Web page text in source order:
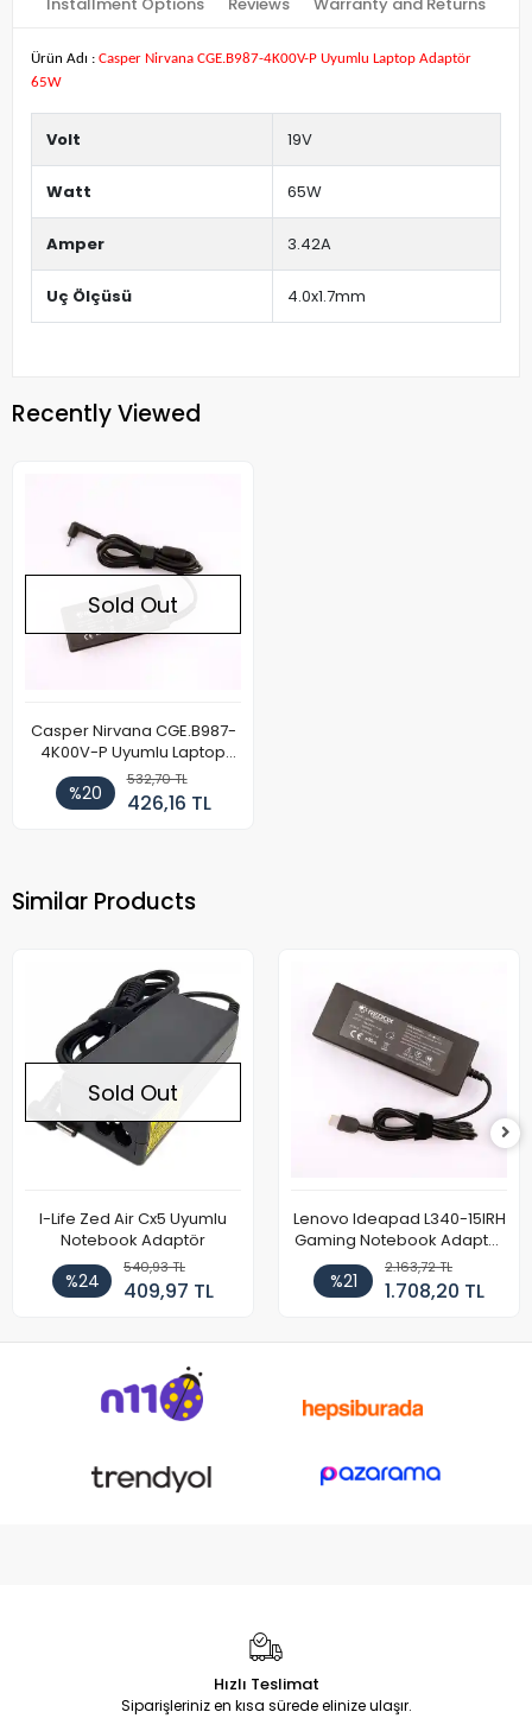
Ürün Adı : Casper Nirvana CGE.B987-4K00V-P Uyumlu Laptop Adaptör
65W
Volt 19V
Watt 65W
Amper 3.42A
Uç Ölçüsü 4.0x1.7mm
Recently Viewed
Sold Out
Casper Nirvana CGE.B987-
4K00V-P Uyumlu Laptop
Adaptör 65W
%20
532,70 TL
426,16 TL
Similar Products
Sold Out
I-Life Zed Air Cx5 Uyumlu
Notebook Adaptör
%24
540,93 TL
409,97 TL
Lenovo Ideapad L340-15IRH
Gaming Notebook Adaptör
Cihazı Şarj Aleti (150W)
%21
2.163,72 TL
1.708,20 TL
Hızlı Teslimat
Siparişleriniz en kısa sürede elinize ulaşır.